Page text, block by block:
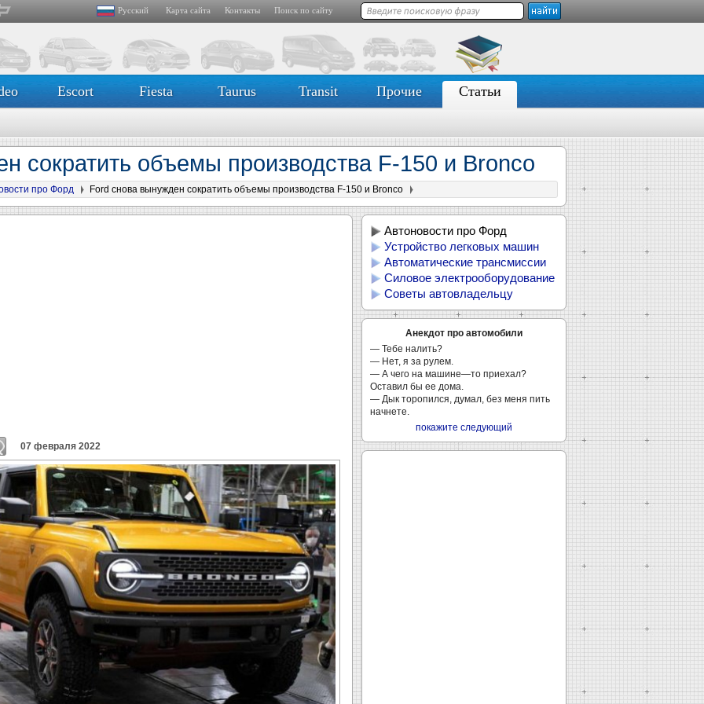
Русский Карта сайта Контакты Поиск по сайту
Escort Fiesta Taurus Transit Прочие Статьи
сократить объемы производства F-150 и Bronco
про Форд Ford снова вынужден сократить объемы производства F-150 и Bronco
07 февраля 2022
Автоновости про Форд
Устройство легковых машин
Автоматические трансмиссии
Силовое электрооборудование
Советы автовладельцу
Анекдот про автомобили
— Тебе налить?
— Нет, я за рулем.
— А чего на машине—то приехал?
Оставил бы ее дома.
— Дык торопился, думал, без меня пить
начнете.
покажите следующий